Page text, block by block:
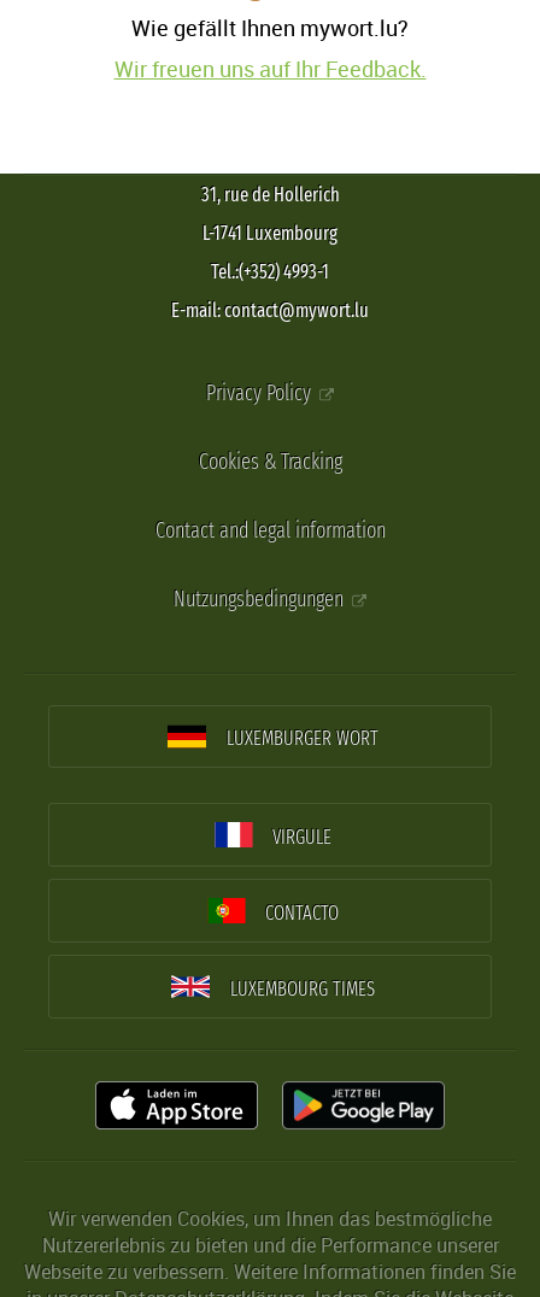
Wie gefällt Ihnen mywort.lu?
Wir freuen uns auf Ihr Feedback.
31, rue de Hollerich
L-1741 Luxembourg
Tel.:(+352) 4993-1
E-mail: contact@mywort.lu
Privacy Policy
Cookies & Tracking
Contact and legal information
Nutzungsbedingungen
LUXEMBURGER WORT
VIRGULE
CONTACTO
LUXEMBOURG TIMES
Wir verwenden Cookies, um Ihnen das bestmögliche
Nutzererlebnis zu bieten und die Performance unserer
Webseite zu verbessern. Weitere Informationen finden Sie